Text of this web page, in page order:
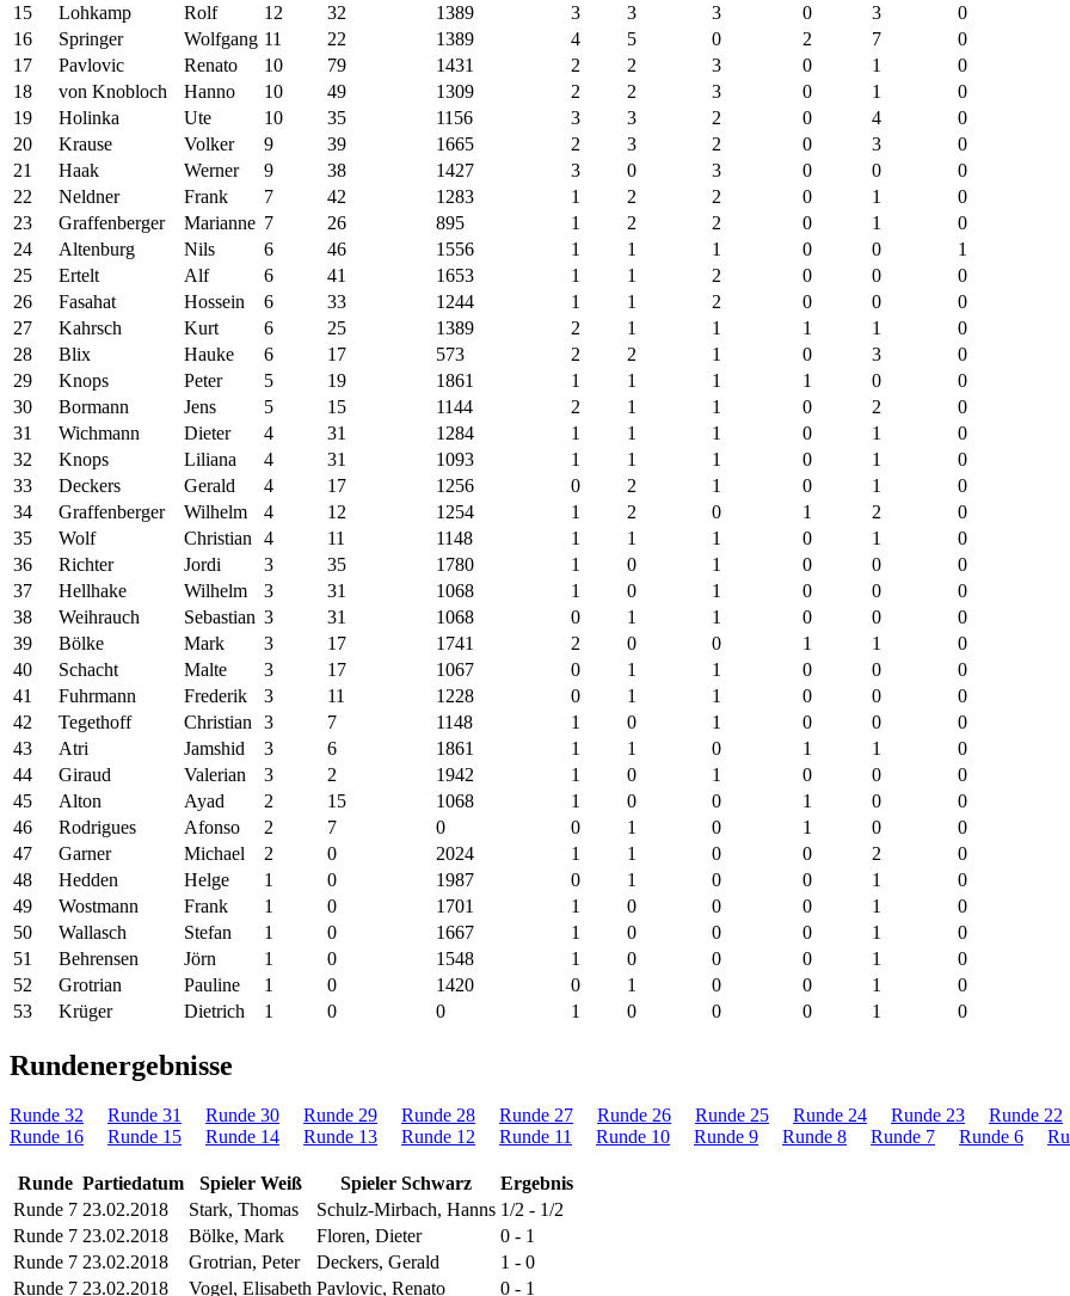
15
Lohkamp Rolf 12 32 1389 3 3 3 0 3 0
16
Springer Wolfgang 11 22 1389 4 5 0 2 7 0
17
Pavlovic Renato 10 79 1431 2 2 3 0 1 0
18
von Knobloch Hanno 10 49 1309 2 2 3 0 1 0
19
Holinka Ute 10 35 1156 3 3 2 0 4 0
20
Krause Volker 9 39 1665 2 3 2 0 3 0
21
Haak Werner 9 38 1427 3 0 3 0 0 0
22
Neldner Frank 7 42 1283 1 2 2 0 1 0
23
Graffenberger Marianne 7 26 895 1 2 2 0 1 0
24
Altenburg Nils 6 46 1556 1 1 1 0 0 1
25
Ertelt Alf 6 41 1653 1 1 2 0 0 0
26
Fasahat Hossein 6 33 1244 1 1 2 0 0 0
27
Kahrsch Kurt 6 25 1389 2 1 1 1 1 0
28
Blix Hauke 6 17 573 2 2 1 0 3 0
29
Knops Peter 5 19 1861 1 1 1 1 0 0
30
Bormann Jens 5 15 1144 2 1 1 0 2 0
31
Wichmann Dieter 4 31 1284 1 1 1 0 1 0
32
Knops Liliana 4 31 1093 1 1 1 0 1 0
33
Deckers Gerald 4 17 1256 0 2 1 0 1 0
34
Graffenberger Wilhelm 4 12 1254 1 2 0 1 2 0
35
Wolf Christian 4 11 1148 1 1 1 0 1 0
36
Richter Jordi 3 35 1780 1 0 1 0 0 0
37
Hellhake Wilhelm 3 31 1068 1 0 1 0 0 0
38
Weihrauch Sebastian 3 31 1068 0 1 1 0 0 0
39
Bölke Mark 3 17 1741 2 0 0 1 1 0
40
Schacht Malte 3 17 1067 0 1 1 0 0 0
41
Fuhrmann Frederik 3 11 1228 0 1 1 0 0 0
42
Tegethoff Christian 3 7 1148 1 0 1 0 0 0
43
Atri Jamshid 3 6 1861 1 1 0 1 1 0
44
Giraud Valerian 3 2 1942 1 0 1 0 0 0
45
Alton Ayad 2 15 1068 1 0 0 1 0 0
46
Rodrigues Afonso 2 7 0 0 1 0 1 0 0
47
Garner Michael 2 0 2024 1 1 0 0 2 0
48
Hedden Helge 1 0 1987 0 1 0 0 1 0
49
Wostmann Frank 1 0 1701 1 0 0 0 1 0
50
Wallasch Stefan 1 0 1667 1 0 0 0 1 0
51
Behrensen Jörn 1 0 1548 1 0 0 0 1 0
52
Grotrian Pauline 1 0 1420 0 1 0 0 1 0
53
Krüger Dietrich 1 0 0 1 0 0 0 1 0
Rundenergebnisse
Runde 32 Runde 31 Runde 30 Runde 29 Runde 28 Runde 27 Runde 26 Runde 25 Runde 24 Runde 23 Runde 22
Runde 16
Runde 15 Runde 14 Runde 13 Runde 12 Runde 11 Runde 10 Runde 9 Runde 8 Runde 7 Runde 6
Runde Partiedatum Spieler Weiß Spieler Schwarz
Ergebnis
Runde 7 23.02.2018 Stark, Thomas Schulz-Mirbach, Hanns 1/2 - 1/2
Runde 7 23.02.2018 Bölke, Mark Floren, Dieter
0 - 1
Runde 7 23.02.2018 Grotrian, Peter Deckers, Gerald
1 - 0
Runde 7 23.02.2018 Vogel, Elisabeth Pavlovic, Renato 0 - 1